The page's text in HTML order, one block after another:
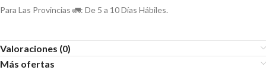
Para Las Provincias 🚛: De 5 a 10 Días Hábiles.
Valoraciones (0)
Más ofertas